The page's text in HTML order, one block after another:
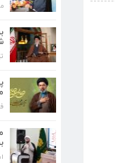
برنامه‌های
تیر ۱۴, ۱۴۰۵
پیام نوروزی
فروردین ۱۸, ۱۴۰۵
ماه مبارک
نفس، ...
اسفند ۵, ۱۴۰۴